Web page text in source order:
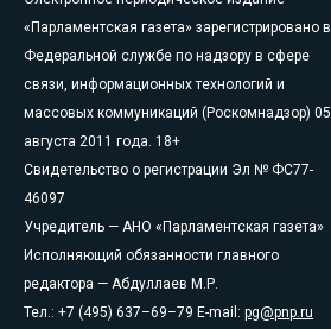
«Парламентская газета» зарегистрировано в
Федеральной службе по надзору в сфере
связи, информационных технологий и
массовых коммуникаций (Роскомнадзор) 05
августа 2011 года. 18+
Свидетельство о регистрации Эл № ФС77-
46097
Учредитель — АНО «Парламентская газета»
Исполняющий обязанности главного
редактора — Абдуллаев М.Р.
Тел.: +7 (495) 637–69–79 E-mail: pg@pnp.ru